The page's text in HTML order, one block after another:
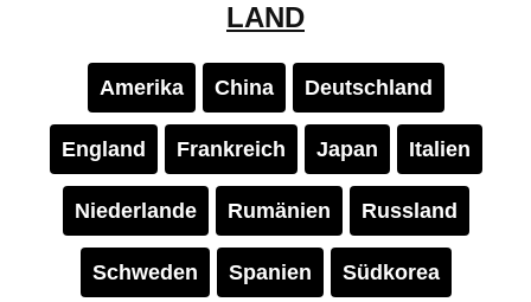
LAND
Amerika China Deutschland
England Frankreich Japan Italien
Niederlande Rumänien Russland
Schweden Spanien Südkorea